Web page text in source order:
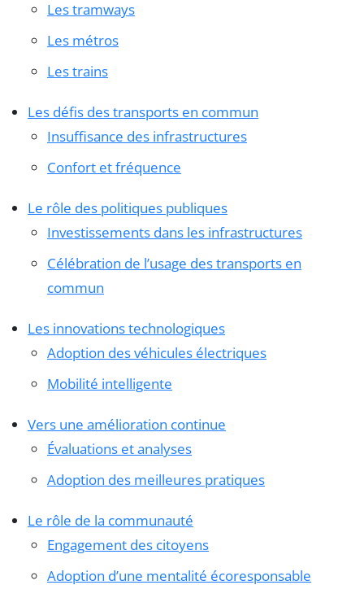
Les tramways
Les métros
Les trains
Les défis des transports en commun
Insuffisance des infrastructures
Confort et fréquence
Le rôle des politiques publiques
Investissements dans les infrastructures
Célébration de l’usage des transports en
commun
Les innovations technologiques
Adoption des véhicules électriques
Mobilité intelligente
Vers une amélioration continue
Évaluations et analyses
Adoption des meilleures pratiques
Le rôle de la communauté
Engagement des citoyens
Adoption d’une mentalité écoresponsable